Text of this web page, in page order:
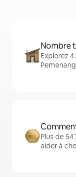
Nombre
Explorez
Pemenang
Plus de
aider à